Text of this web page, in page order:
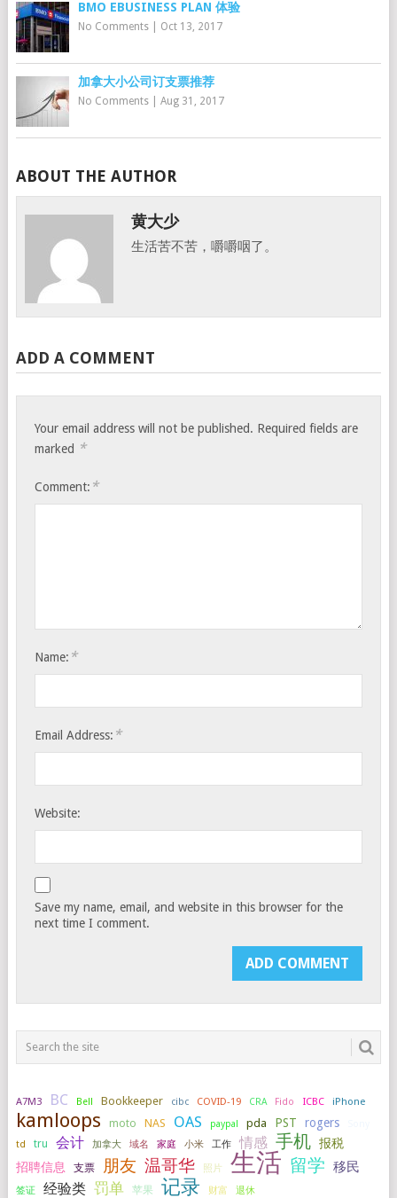
BMO EBUSINESS PLAN 体验
No Comments| Oct 13, 2017
加拿大小公司订支票推荐
No Comments| Aug 31, 2017
ABOUT THE AUTHOR
黄大少
生活苦不苦，嚼嚼咽了。
ADD A COMMENT
Your email address will not be published. Required fields are
marked *
Comment: *
Name: *
Email Address: *
Website:
Save my name, email, and website in this browser for the
next time I comment.
A7M3 BC Bell Bookkeeper cibc COVID-19 CRA Fido ICBC iPhone
kamloops moto NAS OAS paypal pda PST rogers
td
tru 会计 加拿大 域名 家庭 小米 工作 情感 手机 报税
招聘信息
支票 朋友 温哥华 照片 生活 留学 移民
签证 经验类 罚单 苹果 记录 财富 退休